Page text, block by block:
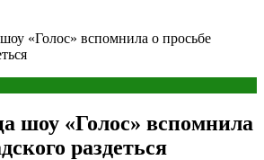
«Голос» вспомнила о просьбе
шоу «Голос» вспомнила
раздеться